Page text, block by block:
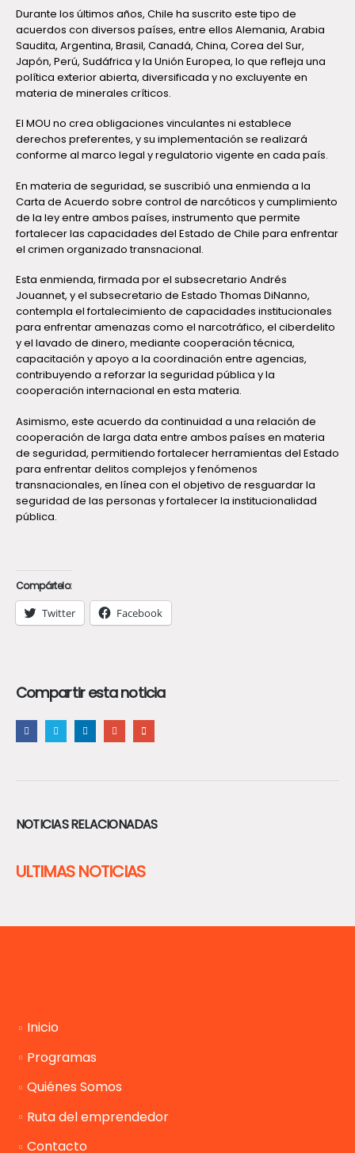
Durante los últimos años, Chile ha suscrito este tipo de
acuerdos con diversos países, entre ellos Alemania, Arabia
Saudita, Argentina, Brasil, Canadá, China, Corea del Sur,
Japón, Perú, Sudáfrica y la Unión Europea, lo que refleja una
política exterior abierta, diversificada y no excluyente en
materia de minerales críticos.
El MOU no crea obligaciones vinculantes ni establece
derechos preferentes, y su implementación se realizará
conforme al marco legal y regulatorio vigente en cada país.
En materia de seguridad, se suscribió una enmienda a la
Carta de Acuerdo sobre control de narcóticos y cumplimiento
de la ley entre ambos países, instrumento que permite
fortalecer las capacidades del Estado de Chile para enfrentar
el crimen organizado transnacional.
Esta enmienda, firmada por el subsecretario Andrés
Jouannet, y el subsecretario de Estado Thomas DiNanno,
contempla el fortalecimiento de capacidades institucionales
para enfrentar amenazas como el narcotráfico, el ciberdelito
y el lavado de dinero, mediante cooperación técnica,
capacitación y apoyo a la coordinación entre agencias,
contribuyendo a reforzar la seguridad pública y la
cooperación internacional en esta materia.
Asimismo, este acuerdo da continuidad a una relación de
cooperación de larga data entre ambos países en materia
de seguridad, permitiendo fortalecer herramientas del Estado
para enfrentar delitos complejos y fenómenos
transnacionales, en línea con el objetivo de resguardar la
seguridad de las personas y fortalecer la institucionalidad
pública.
Compártelo:
Twitter Facebook
Compartir esta noticia
NOTICIAS RELACIONADAS
ULTIMAS NOTICIAS
Inicio
Programas
Quiénes Somos
Ruta del emprendedor
Contacto